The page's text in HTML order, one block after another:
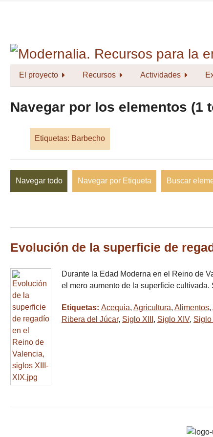
El proyecto Recursos Actividades
Navegar por los elementos (1
Etiquetas: Barbecho
Navegar todo Navegar por Etiqueta Buscar
Evolución de la superficie de
Durante la Edad Moderna en el Reino de
el mero aumento de la superficie
Etiquetas: Acequia, Agricultura, Alimentos,
Ribera del Júcar, Siglo XIII , Siglo XIV, Siglo